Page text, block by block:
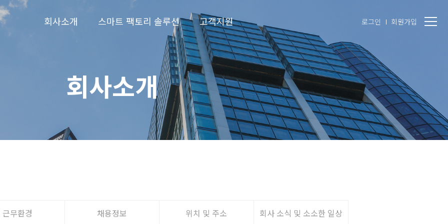
회사소개 스마트 팩토리 솔루션 고객지원 로그인 회원가입
회사소개
근무환경 채용정보 위치 및 주소 회사 소식 및 소소한 일상